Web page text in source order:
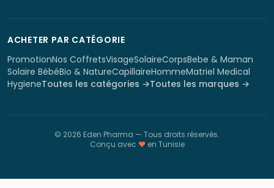
ACHETER PAR CATÉGORIE
PromotionNos CoffretsVisageSolaireCorpsBebe & Maman
Solaire BébéBio & NatureCapillaireHommeMatriel Medical
HygieneToutes les catégories →Toutes les marques →
© 2026 Eden Pharma — Tous droits réservés.
Conçu avec ♥en Tunisie